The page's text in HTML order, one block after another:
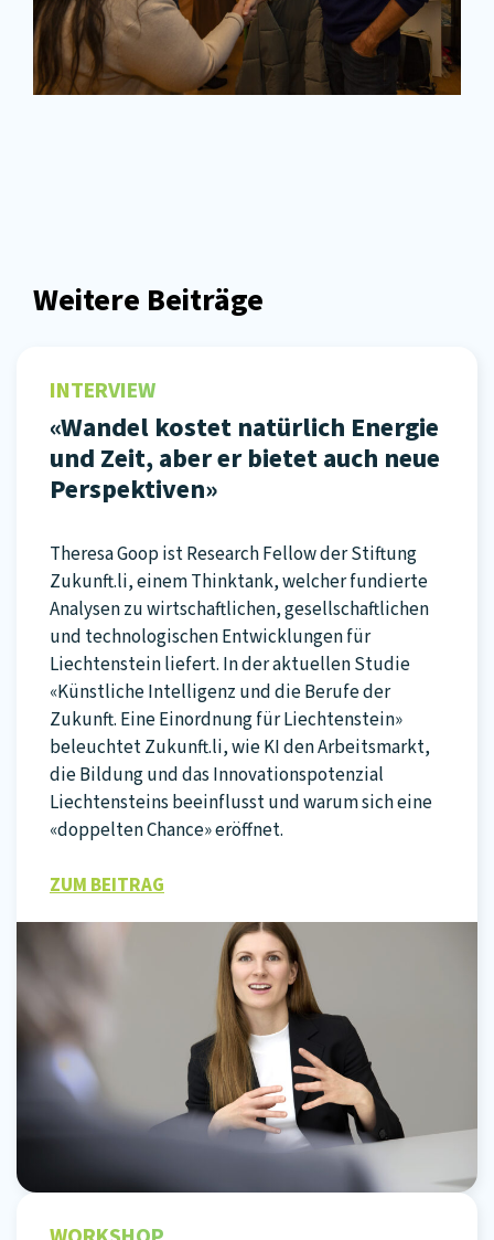
Weitere Beiträge
INTERVIEW
«Wandel kostet natürlich Energie
und Zeit, aber er bietet auch neue
Perspektiven»
Theresa Goop ist Research Fellow der Stiftung
Zukunft.li, einem Thinktank, welcher fundierte
Analysen zu wirtschaftlichen, gesellschaftlichen
und technologischen Entwicklungen für
Liechtenstein liefert. In der aktuellen Studie
«Künstliche Intelligenz und die Berufe der
Zukunft. Eine Einordnung für Liechtenstein»
beleuchtet Zukunft.li, wie KI den Arbeitsmarkt,
die Bildung und das Innovationspotenzial
Liechtensteins beeinflusst und warum sich eine
«doppelten Chance» eröffnet.
ZUM BEITRAG